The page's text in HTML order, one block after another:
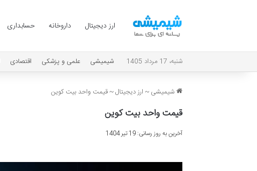
ارز دیجیتال داروخانه حسابداری
شنبه، 17 مرداد 1405 شیمیشی علمی و پزشکی اقتصادی
شیمیشی ~ ارز دیجیتال~ قیمت واحد بیت کوین
قیمت واحد بیت کوین
آخرین به روز رسانی: 19 تیر 1404